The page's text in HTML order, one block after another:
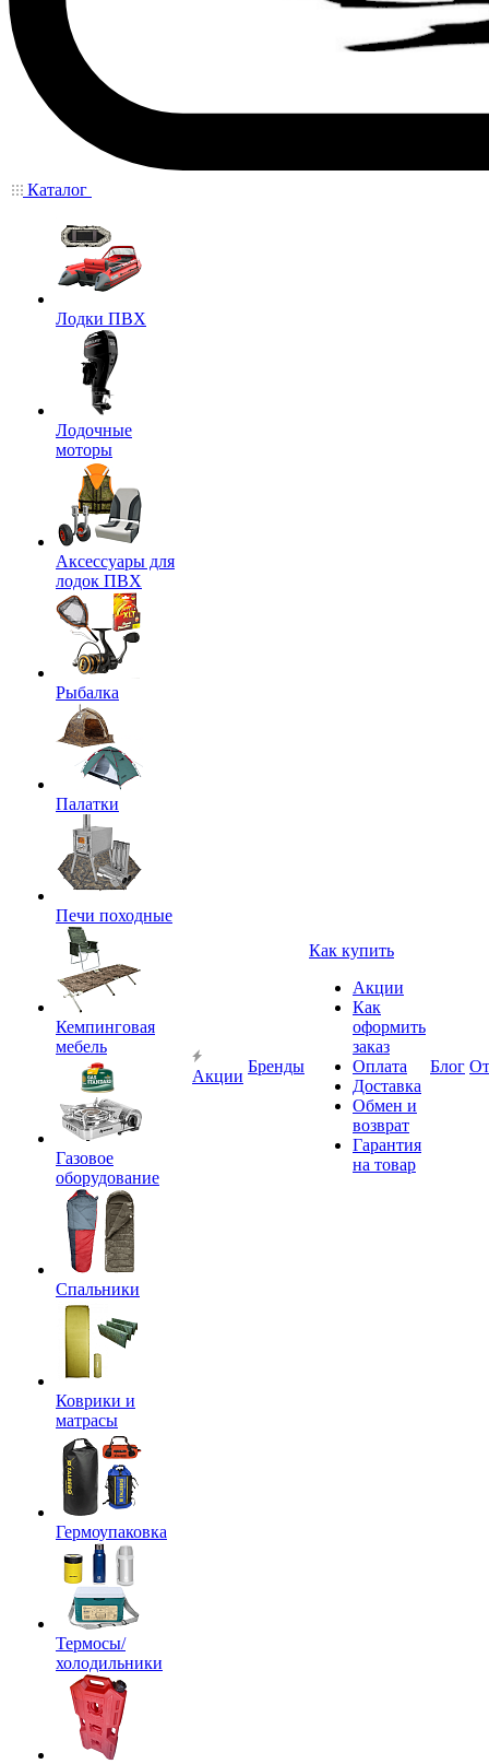
Каталог
Лодки ПВХ
Лодочные
моторы
Аксессуары для
лодок ПВХ
Рыбалка
Палатки
Печи походные
Кемпинговая
мебель
Газовое
оборудование
Спальники
Коврики и
матрасы
Гермоупаковка
Термосы/
холодильники
Акции
Бренды
Как купить
Акции
Как
оформить
заказ
Оплата
Доставка
Обмен и
возврат
Гарантия
на товар
Блог